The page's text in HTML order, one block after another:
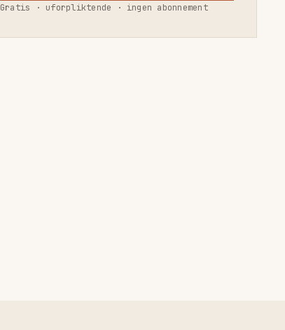
Gratis · uforpliktende · ingen abonnement